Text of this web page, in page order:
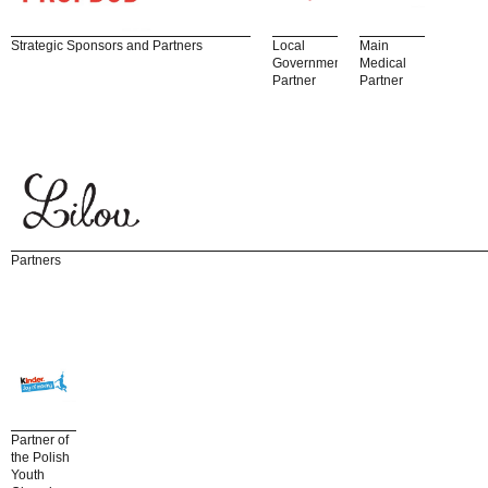
Strategic Sponsors and Partners
Local
Government
Partner
Main
Medical
Partner
Partners
Partner of
the Polish
Youth